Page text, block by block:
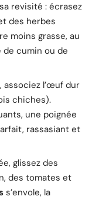
revisité : écrasez
des herbes
moins grasse, au
de cumin ou de
associez l’œuf dur
chiches).
une poignée
rassasiant et
glissez des
des tomates et
s’envole, la